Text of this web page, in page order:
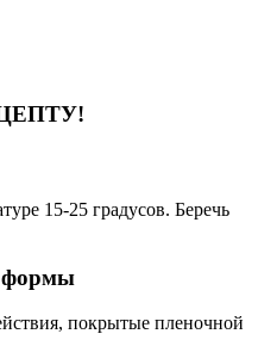
15-25 градусов. Беречь
формы
покрытые пленочной